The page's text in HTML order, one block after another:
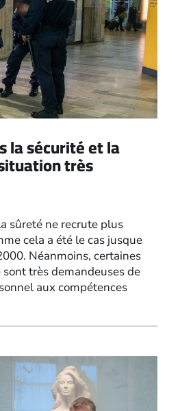
la sécurité et la
très
sûreté ne recrute plus
cela a été le cas jusque
Néanmoins, certaines
très demandeuses de
aux compétences